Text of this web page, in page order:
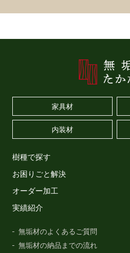
家具材
内装材
樹種で探す
お困りごと解決
オーダー加工
実績紹介
無垢材のよくあるご質問
無垢材の納品までの流れ